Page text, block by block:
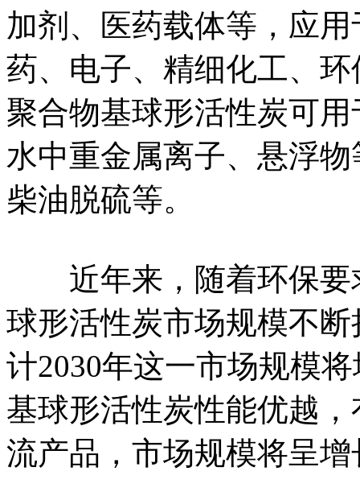
加剂、医药载体等，应
药、电子、精细化工、
聚合物基球形活性炭可
水中重金属离子、悬浮
柴油脱硫等。
近年来，随着环保要
球形活性炭市场规模不
计2030年这一市场规模
基球形活性炭性能优越
流产品，市场规模将呈